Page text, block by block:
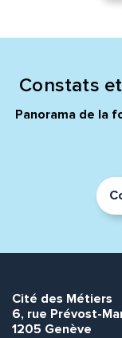
Constats
Panorama de la
Cité des Métiers
6, rue Prévost-
1205 Genève